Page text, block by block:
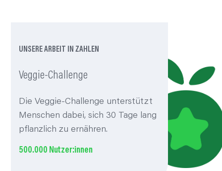
UNSERE ARBEIT IN ZAHLEN
Veggie-Challenge
Die Veggie-Challenge unterstützt
Menschen dabei, sich 30 Tage lang
pflanzlich zu ernähren.
500.000 Nutzer:innen